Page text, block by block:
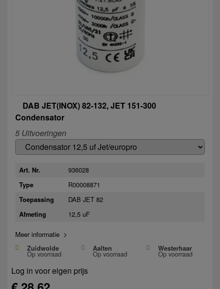
DAB JET(INOX) 82-132, JET 151-300
Condensator
5 Uitvoeringen
Art. Nr. 936028
Type R00008871
Toepassing DAB JET 82
Afmeting 12,5 uF
Meer informatie >
Zuidwolde
Op voorraad
Aalten
Op voorraad
Westerhaar
Op voorraad
Log in voor eigen prijs